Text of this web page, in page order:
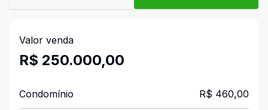
Valor venda
R$ 250.000,00
Condomínio R$ 460,00